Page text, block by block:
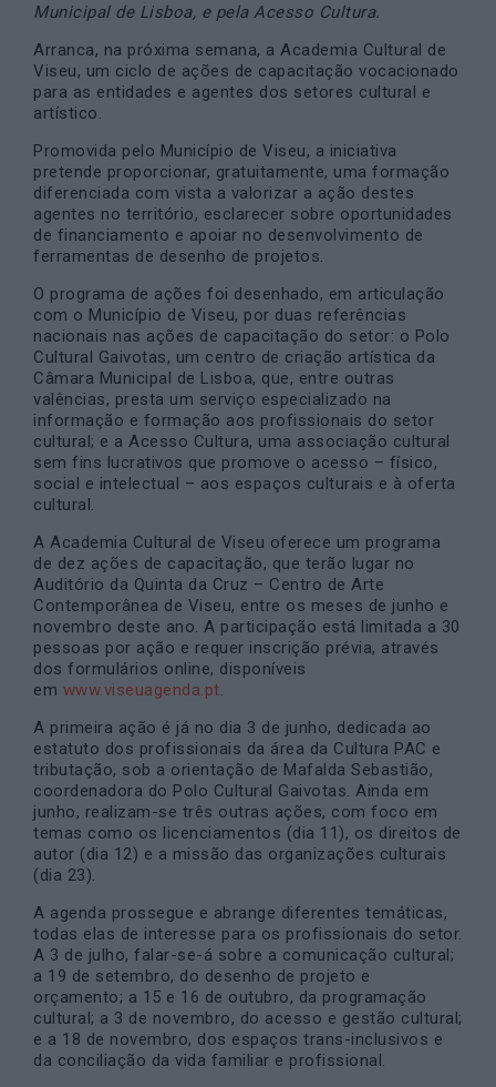
Municipal de Lisboa, e pela Acesso Cultura.
Arranca, na próxima semana, a Academia Cultural de
Viseu, um ciclo de ações de capacitação vocacionado
para as entidades e agentes dos setores cultural e
artístico.
Promovida pelo Município de Viseu, a iniciativa
pretende proporcionar, gratuitamente, uma formação
diferenciada com vista a valorizar a ação destes
agentes no território, esclarecer sobre oportunidades
de financiamento e apoiar no desenvolvimento de
ferramentas de desenho de projetos.
O programa de ações foi desenhado, em articulação
com o Município de Viseu, por duas referências
nacionais nas ações de capacitação do setor: o Polo
Cultural Gaivotas, um centro de criação artística da
Câmara Municipal de Lisboa, que, entre outras
valências, presta um serviço especializado na
informação e formação aos profissionais do setor
cultural; e a Acesso Cultura, uma associação cultural
sem fins lucrativos que promove o acesso – físico,
social e intelectual – aos espaços culturais e à oferta
cultural.
A Academia Cultural de Viseu oferece um programa
de dez ações de capacitação, que terão lugar no
Auditório da Quinta da Cruz – Centro de Arte
Contemporânea de Viseu, entre os meses de junho e
novembro deste ano. A participação está limitada a 30
pessoas por ação e requer inscrição prévia, através
dos formulários online, disponíveis
em www.viseuagenda.pt.
A primeira ação é já no dia 3 de junho, dedicada ao
estatuto dos profissionais da área da Cultura PAC e
tributação, sob a orientação de Mafalda Sebastião,
coordenadora do Polo Cultural Gaivotas. Ainda em
junho, realizam-se três outras ações, com foco em
temas como os licenciamentos (dia 11), os direitos de
autor (dia 12) e a missão das organizações culturais
(dia 23).
A agenda prossegue e abrange diferentes temáticas,
todas elas de interesse para os profissionais do setor.
A 3 de julho, falar-se-á sobre a comunicação cultural;
a 19 de setembro, do desenho de projeto e
orçamento; a 15 e 16 de outubro, da programação
cultural; a 3 de novembro, do acesso e gestão cultural;
e a 18 de novembro, dos espaços trans-inclusivos e
da conciliação da vida familiar e profissional.